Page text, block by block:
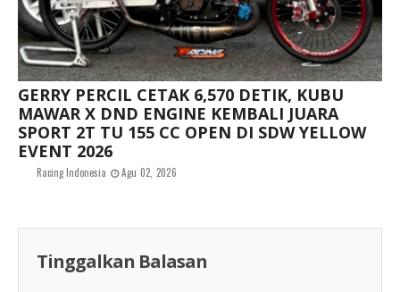
GERRY PERCIL CETAK 6,570 DETIK, KUBU
MAWAR X DND ENGINE KEMBALI JUARA
SPORT 2T TU 155 CC OPEN DI SDW YELLOW
EVENT 2026
Racing Indonesia Agu 02, 2026
Tinggalkan Balasan